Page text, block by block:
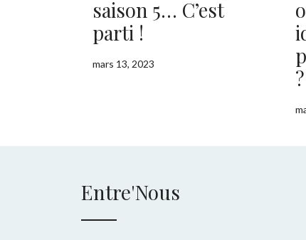
saison 5… C’est
parti !
mars 13, 2023
Entre'Nous